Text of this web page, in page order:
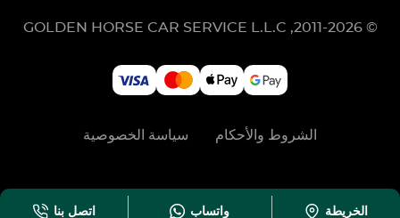
© 2011-2026,
GOLDEN HORSE CAR SERVICE L.L.C
سياسة الخصوصية الشروط والأحكام
اتصل بنا واتساب الخريطة